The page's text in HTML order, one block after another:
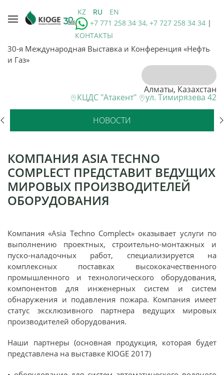
KZ RU
EN
+7 771 258 34 34, +7 727 258 34 34 |
КОНТАКТЫ
30-я Международная Выставка и Конференция «Нефть
и Газ»
Алматы, Казахстан
КЦДС "Атакент" ул. Тимирязева 42
НОВОСТИ
КОМПАНИЯ ASIA TECHNO
COMPLECT ПРЕДСТАВИТ ВЕДУЩИХ
МИРОВЫХ ПРОИЗВОДИТЕЛЕЙ
ОБОРУДОВАНИЯ
Компания «Asia Techno Complect» оказывает услуги по
выполнению проектных, строительно-монтажных и
пуско-наладочных работ, специализируется на
комплексных поставках высококачественного
промышленного и технологического оборудования,
компонентов для инженерных систем и систем
обнаружения и подавления пожара. Компания имеет
статус эксклюзивного партнера ведущих мировых
производителей оборудования.
Наши партнеры (основная продукция, которая будет
представлена на выставке KIOGE 2017)